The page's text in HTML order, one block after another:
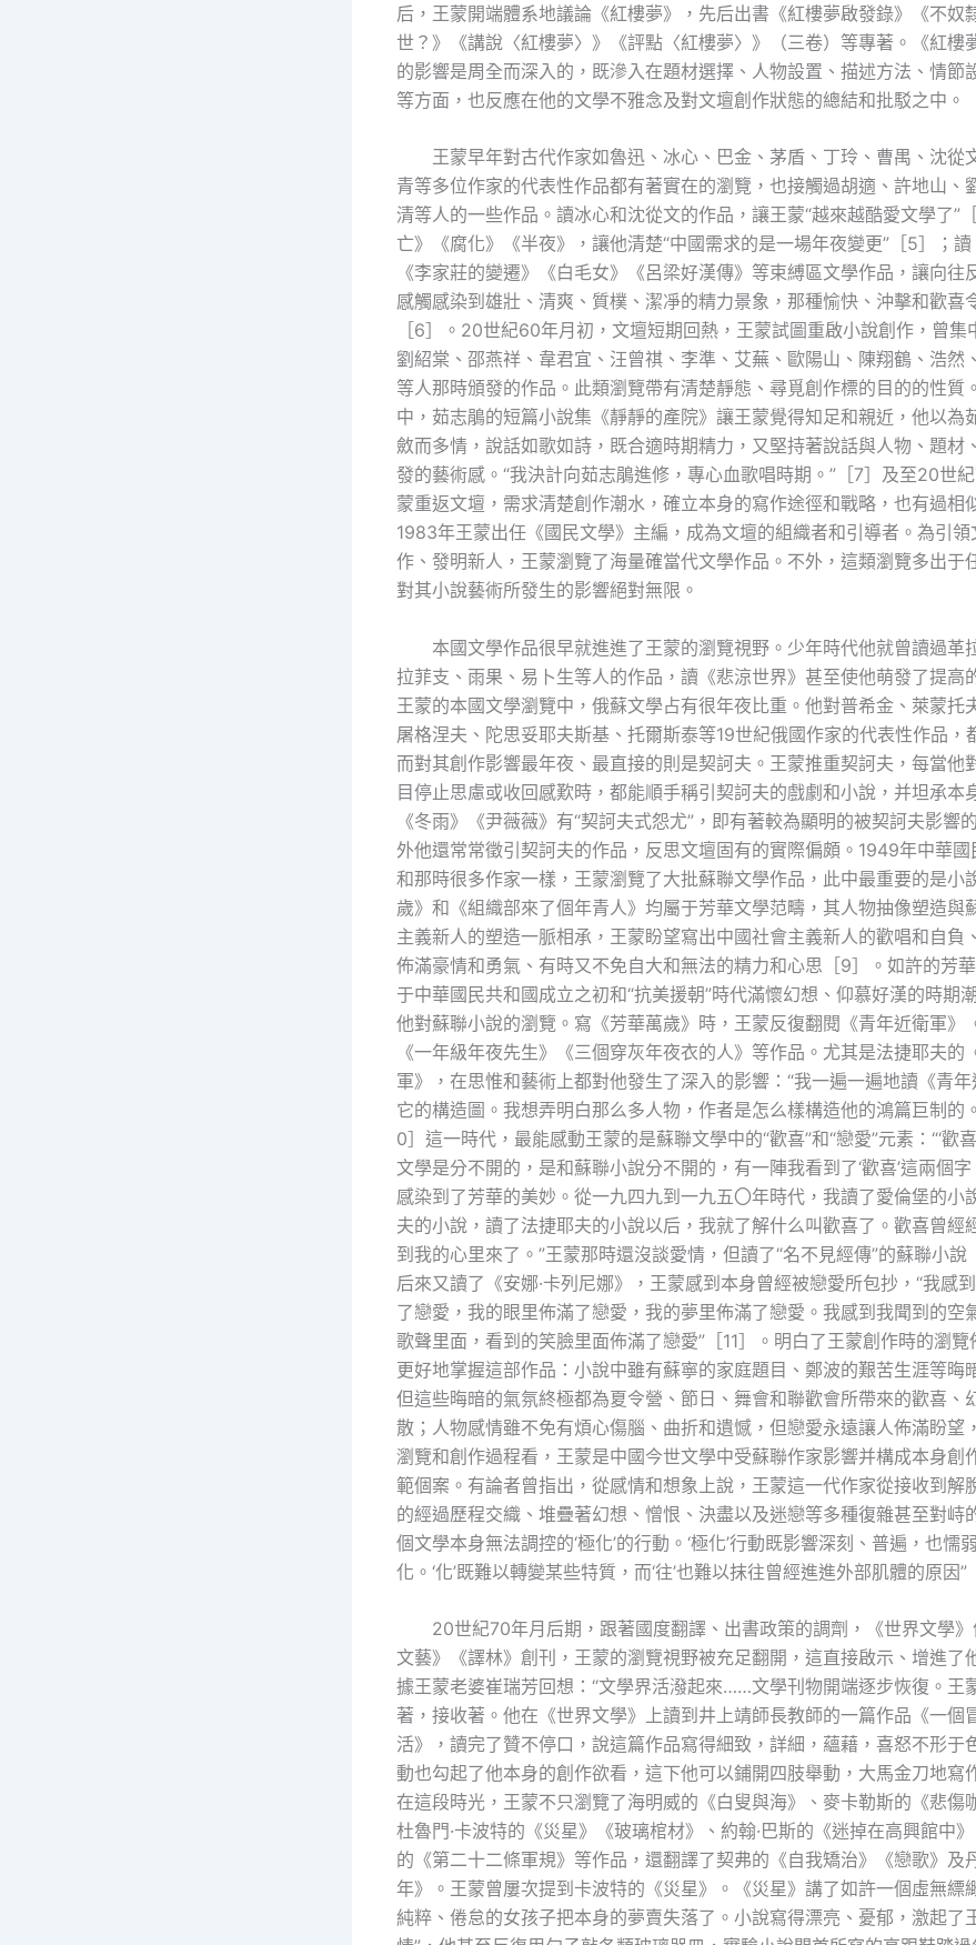
后，王蒙開端體系地議論《紅樓夢》，先后出書《紅樓夢啟發錄》《不奴
世？》《講說〈紅樓夢〉》《評點〈紅樓夢〉》（三卷）等專著。《紅樓
的影響是周全而深入的，既滲入在題材選擇、人物設置、描述方法、情節
等方面，也反應在他的文學不雅念及對文壇創作狀態的總結和批駁之中。
王蒙早年對古代作家如魯迅、冰心、巴金、茅盾、丁玲、曹禺、沈從
青等多位作家的代表性作品都有著實在的瀏覽，也接觸過胡適、許地山、
清等人的一些作品。讀冰心和沈從文的作品，讓王蒙“越來越酷愛文學了”
亡》《腐化》《半夜》，讓他清楚“中國需求的是一場年夜變更”［5］；讀
《李家莊的變遷》《白毛女》《呂梁好漢傳》等束縛區文學作品，讓向往
感觸感染到雄壯、清爽、質樸、潔凈的精力景象，那種愉快、沖擊和歡喜
［6］。20世紀60年月初，文壇短期回熱，王蒙試圖重啟小說創作，曾集
劉紹棠、邵燕祥、韋君宜、汪曾祺、李準、艾蕪、歐陽山、陳翔鶴、浩然
等人那時頒發的作品。此類瀏覽帶有清楚靜態、尋覓創作標的目的的性質
中，茹志鵑的短篇小說集《靜靜的產院》讓王蒙覺得知足和親近，他以為
斂而多情，說話如歌如詩，既合適時期精力，又堅持著說話與人物、題材
發的藝術感。“我決計向茹志鵑進修，專心血歌唱時期。”［7］及至20世
蒙重返文壇，需求清楚創作潮水，確立本身的寫作途徑和戰略，也有過相
1983年王蒙出任《國民文學》主編，成為文壇的組織者和引導者。為引領
作、發明新人，王蒙瀏覽了海量確當代文學作品。不外，這類瀏覽多出于
對其小說藝術所發生的影響絕對無限。
本國文學作品很早就進進了王蒙的瀏覽視野。少年時代他就曾讀過革
拉菲支、雨果、易卜生等人的作品，讀《悲涼世界》甚至使他萌發了提高
王蒙的本國文學瀏覽中，俄蘇文學占有很年夜比重。他對普希金、萊蒙托
屠格涅夫、陀思妥耶夫斯基、托爾斯泰等19世紀俄國作家的代表性作品，
而對其創作影響最年夜、最直接的則是契訶夫。王蒙推重契訶夫，每當他
目停止思慮或收回感歎時，都能順手稱引契訶夫的戲劇和小說，并坦承本
《冬雨》《尹薇薇》有“契訶夫式怨尤”，即有著較為顯明的被契訶夫影響
外他還常常徵引契訶夫的作品，反思文壇固有的實際偏頗。1949年中華國
和那時很多作家一樣，王蒙瀏覽了大批蘇聯文學作品，此中最重要的是小
歲》和《組織部來了個年青人》均屬于芳華文學范疇，其人物抽像塑造與
主義新人的塑造一脈相承，王蒙盼望寫出中國社會主義新人的歡唱和自負
佈滿豪情和勇氣、有時又不免自大和無法的精力和心思［9］。如許的芳
于中華國民共和國成立之初和“抗美援朝”時代滿懷幻想、仰慕好漢的時期
他對蘇聯小說的瀏覽。寫《芳華萬歲》時，王蒙反復翻閱《青年近衛軍》
《一年級年夜先生》《三個穿灰年夜衣的人》等作品。尤其是法捷耶夫的
軍》，在思惟和藝術上都對他發生了深入的影響：“我一遍一遍地讀《青
它的構造圖。我想弄明白那么多人物，作者是怎么樣構造他的鴻篇巨制的
0］這一時代，最能感動王蒙的是蘇聯文學中的“歡喜”和“戀愛”元素：“‘歡
文學是分不開的，是和蘇聯小說分不開的，有一陣我看到了‘歡喜’這兩個
感染到了芳華的美妙。從一九四九到一九五〇年時代，我讀了愛倫堡的小
夫的小說，讀了法捷耶夫的小說以后，我就了解什么叫歡喜了。歡喜曾經
到我的心里來了。”王蒙那時還沒談愛情，但讀了“名不見經傳”的蘇聯小說
后來又讀了《安娜·卡列尼娜》，王蒙感到本身曾經被戀愛所包抄，“我感
了戀愛，我的眼里佈滿了戀愛，我的夢里佈滿了戀愛。我感到我聞到的空
歌聲里面，看到的笑臉里面佈滿了戀愛”［11］。明白了王蒙創作時的瀏
更好地掌握這部作品：小說中雖有蘇寧的家庭題目、鄭波的艱苦生涯等晦
但這些晦暗的氣氛終極都為夏令營、節日、舞會和聯歡會所帶來的歡喜、
散；人物感情雖不免有煩心傷腦、曲折和遺憾，但戀愛永遠讓人佈滿盼望
瀏覽和創作過程看，王蒙是中國今世文學中受蘇聯作家影響并構成本身創
範個案。有論者曾指出，從感情和想象上說，王蒙這一代作家從接收到解
的經過歷程交織、堆疊著幻想、憎恨、決盡以及迷戀等多種復雜甚至對峙
個文學本身無法調控的‘極化’的行動。‘極化’行動既影響深刻、普遍，也懦
化。‘化’既難以轉變某些特質，而‘往’也難以抹往曾經進進外部肌體的原因”
20世紀70年月后期，跟著國度翻譯、出書政策的調劑，《世界文學
文藝》《譯林》創刊，王蒙的瀏覽視野被充足翻開，這直接啟示、增進了
據王蒙老婆崔瑞芳回想：“文學界活潑起來……文學刊物開端逐步恢復。王
著，接收著。他在《世界文學》上讀到井上靖師長教師的一篇作品《一個
活》，讀完了贊不停口，說這篇作品寫得細致，詳細，蘊藉，喜怒不形于
動也勾起了他本身的創作欲看，這下他可以鋪開四肢舉動，大馬金刀地寫作
在這段時光，王蒙不只瀏覽了海明威的《白叟與海》、麥卡勒斯的《悲傷
杜魯門·卡波特的《災星》《玻璃棺材》、約翰·巴斯的《迷掉在高興館中
的《第二十二條軍規》等作品，還翻譯了契弗的《自我矯治》《戀歌》及
年》。王蒙曾屢次提到卡波特的《災星》。《災星》講了如許一個虛無縹
純粹、倦怠的女孩子把本身的夢賣失落了。小說寫得漂亮、憂郁，激起了